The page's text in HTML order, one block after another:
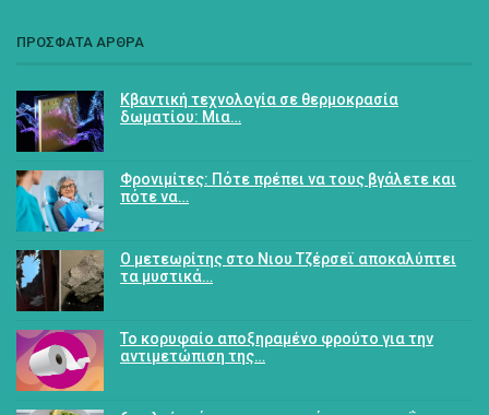
ΠΡΟΣΦΑΤΑ ΑΡΘΡΑ
Κβαντική τεχνολογία σε θερμοκρασία
δωματίου: Μια…
Φρονιμίτες: Πότε πρέπει να τους βγάλετε και
πότε να…
Ο μετεωρίτης στο Νιου Τζέρσεϊ αποκαλύπτει
τα μυστικά…
Το κορυφαίο αποξηραμένο φρούτο για την
αντιμετώπιση της…